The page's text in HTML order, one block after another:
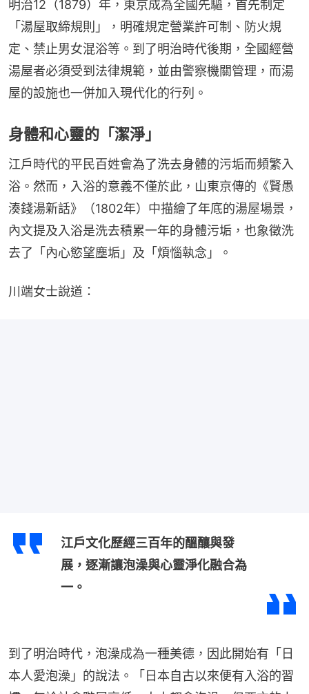
明治12（1879）年，東京成為全國先驅，首先制定
「湯屋取締規則」，明確規定營業許可制、防火規
定、禁止男女混浴等。到了明治時代後期，全國經營
湯屋者必須受到法律規範，並由警察機關管理，而湯
屋的設施也一併加入現代化的行列。
身體和心靈的「潔淨」
江戶時代的平民百姓會為了洗去身體的污垢而頻繁入
浴。然而，入浴的意義不僅於此，山東京傳的《賢愚
湊錢湯新話》（1802年）中描繪了年底的湯屋場景，
內文提及入浴是洗去積累一年的身體污垢，也象徵洗
去了「內心慾望塵垢」及「煩惱執念」。
川端女士說道：
江戶文化歷經三百年的醞釀與發
展，逐漸讓泡澡與心靈淨化融合為
一。
到了明治時代，泡澡成為一種美德，因此開始有「日
本人愛泡澡」的說法。「日本自古以來便有入浴的習